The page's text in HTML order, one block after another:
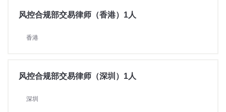
风控合规部交易律师（香港）1人
香港
风控合规部交易律师（深圳）1人
深圳